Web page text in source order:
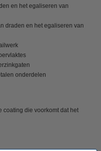
en het egaliseren van
draden en het egaliseren van
onderdelen
coating die voorkomt dat het